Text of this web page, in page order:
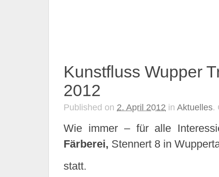
Kunstfluss Wupper
2012
Published on 2. April 2012 in Aktuelles.
Wie immer – für alle
Färberei, Stennert 8 in
statt.